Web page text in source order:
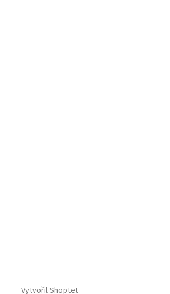
Vytvořil Shoptet